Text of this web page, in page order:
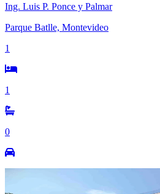
Ing. Luis P. Ponce y Palmar
Parque Batlle, Montevideo
1
1
0